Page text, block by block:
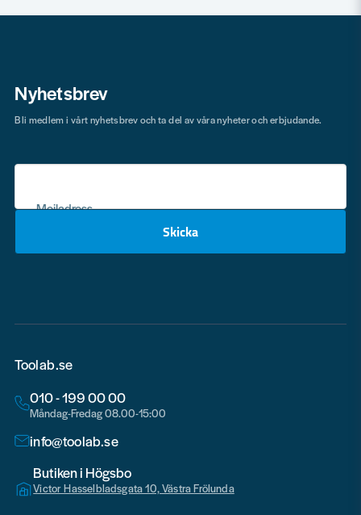
Nyhetsbrev
Mejladress
Skicka
Bli medlem i vårt nyhetsbrev och ta del av våra nyheter och erbjudande.
Toolab.se
010 - 199 00 00
Måndag-Fredag 08.00-15:00
info@toolab.se
Butiken i Högsbo
Victor Hasselbladsgata 10, Västra Frölunda